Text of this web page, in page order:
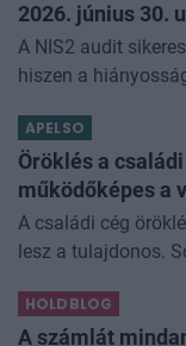
2026. június 30.
A NIS2 audit
hiszen a
határidővel lezárult
APELSO
Öröklés a
működőképes a
A családi cég
lesz a tulajdonos.
alapító már ni
HOLDBLOG
A számlát